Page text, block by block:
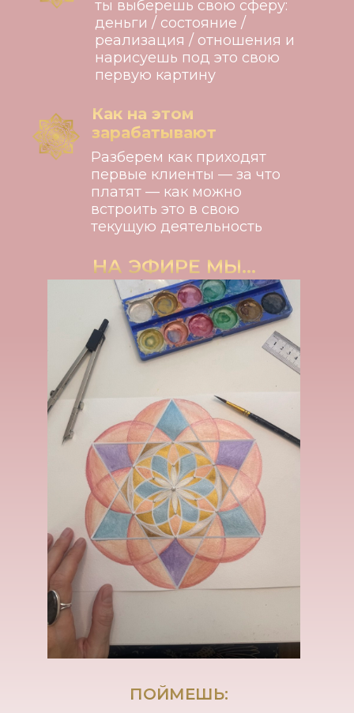
НА ЭФИРЕ МЫ...
ПОЙМЕШЬ:
ты выберешь свою сферу:
деньги / состояние /
реализация / отношения и
нарисуешь под это свою
первую картину
Как на этом
зарабатывают
Разберем как приходят
первые клиенты — за что
платят — как можно
встроить это в свою
текущую деятельность